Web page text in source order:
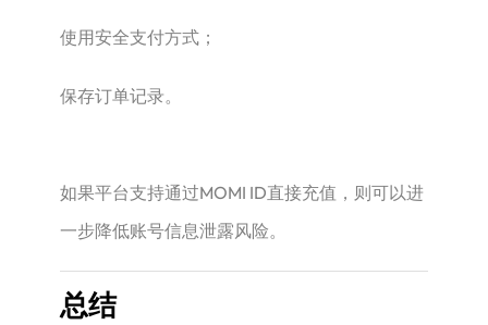
使用安全支付方式；
保存订单记录。
如果平台支持通过MOMI ID直接充值，则可以进
一步降低账号信息泄露风险。
总结